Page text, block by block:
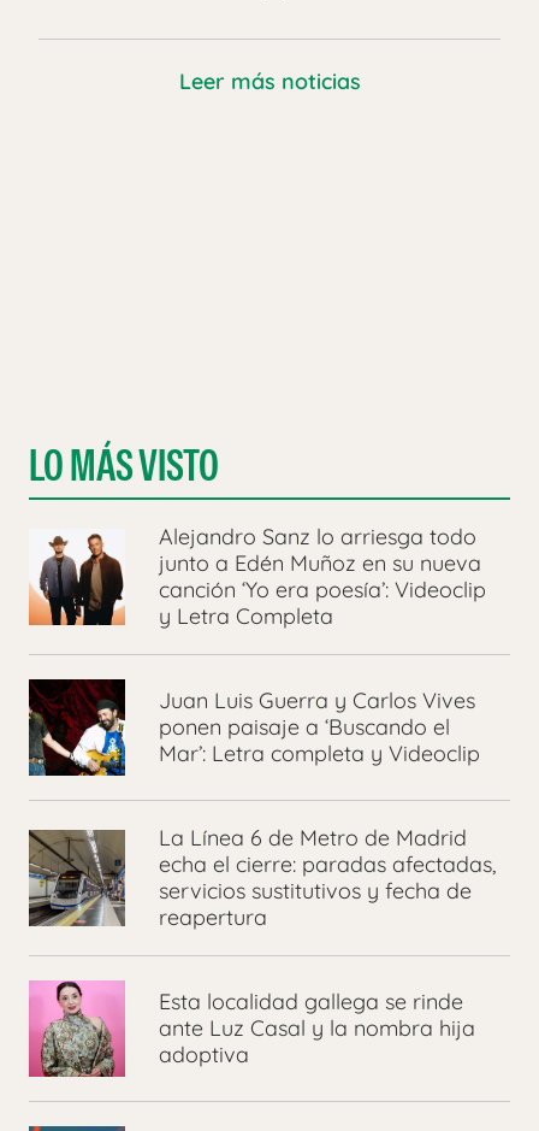
Leer más noticias
LO MÁS VISTO
Alejandro Sanz lo arriesga todo
junto a Edén Muñoz en su nueva
canción ‘Yo era poesía’: Videoclip
y Letra Completa
Juan Luis Guerra y Carlos Vives
ponen paisaje a ‘Buscando el
Mar’: Letra completa y Videoclip
La Línea 6 de Metro de Madrid
echa el cierre: paradas afectadas,
servicios sustitutivos y fecha de
reapertura
Esta localidad gallega se rinde
ante Luz Casal y la nombra hija
adoptiva